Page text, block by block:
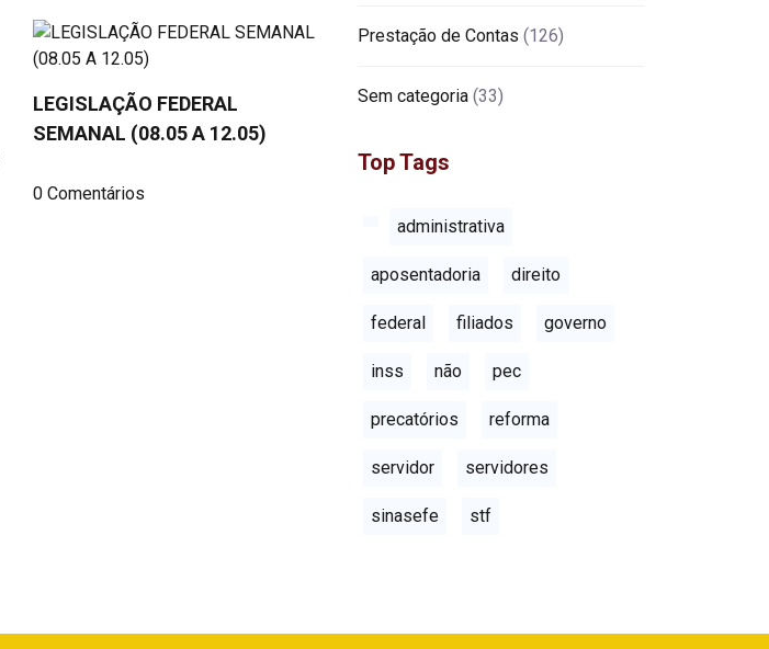
LEGISLAÇÃO FEDERAL
SEMANAL (08.05 A 12.05)
0 Comentários
Prestação de Contas (126)
Sem categoria (33)
Top Tags
administrativa
aposentadoria direito
federal filiados governo
inss não pec
precatórios reforma
servidor servidores
sinasefe stf